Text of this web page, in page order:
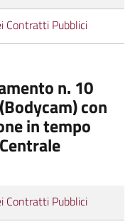
Contratti Pubblici
n. 10
con
in tempo
Contratti Pubblici